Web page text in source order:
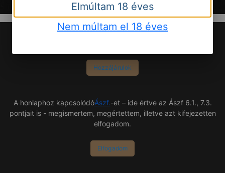
Adatkezelési tájékoztatótelolvastam és megértettem. A
Hozzájárulok
A honlaphoz kapcsolódóÁszf.-et – ide értve az Ászf 6.1., 7.3.
pontjait is - megismertem, megértettem, illetve azt kifejezetten
elfogadom.
Elfogadom
Elmúltam 18 éves
Nem múltam el 18 éves